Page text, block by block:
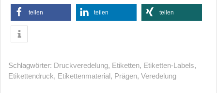
teilen teilen teilen
Schlagwörter: Druckveredelung, Etiketten, Etiketten-Labels,
Etikettendruck, Etikettenmaterial, Prägen, Veredelung